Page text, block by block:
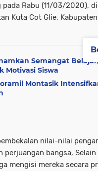
Rabu (11/03/2020),
Kuta Cot Glie,
Semangat
Motivasi Siswa
Montasik
nilai-nilai
perjuangan bangsa,
mengisi mereka secara